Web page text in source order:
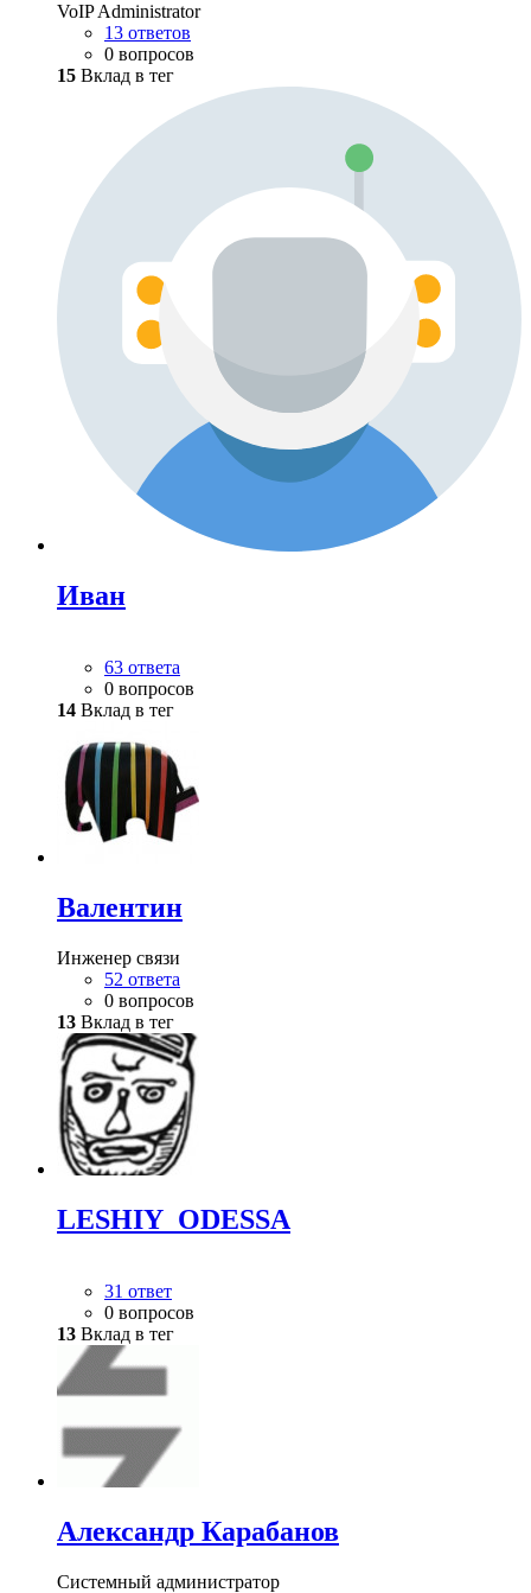
VoIP Administrator
13 ответов
0 вопросов
15 Вклад в тег
Иван
63 ответа
0 вопросов
14 Вклад в тег
Валентин
Инженер связи
52 ответа
0 вопросов
13 Вклад в тег
LESHIY_ODESSA
31 ответ
0 вопросов
13 Вклад в тег
Александр Карабанов
Системный администратор